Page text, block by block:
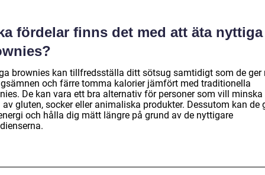
fördelar finns det med att äta nyttiga
brownies kan tillfredsställa ditt sötsug samtidigt som de ger
och färre tomma kalorier jämfört med traditionella
De kan vara ett bra alternativ för personer som vill
gluten, socker eller animaliska produkter. Dessutom kan de
och hålla dig mätt längre på grund av de nyttigare